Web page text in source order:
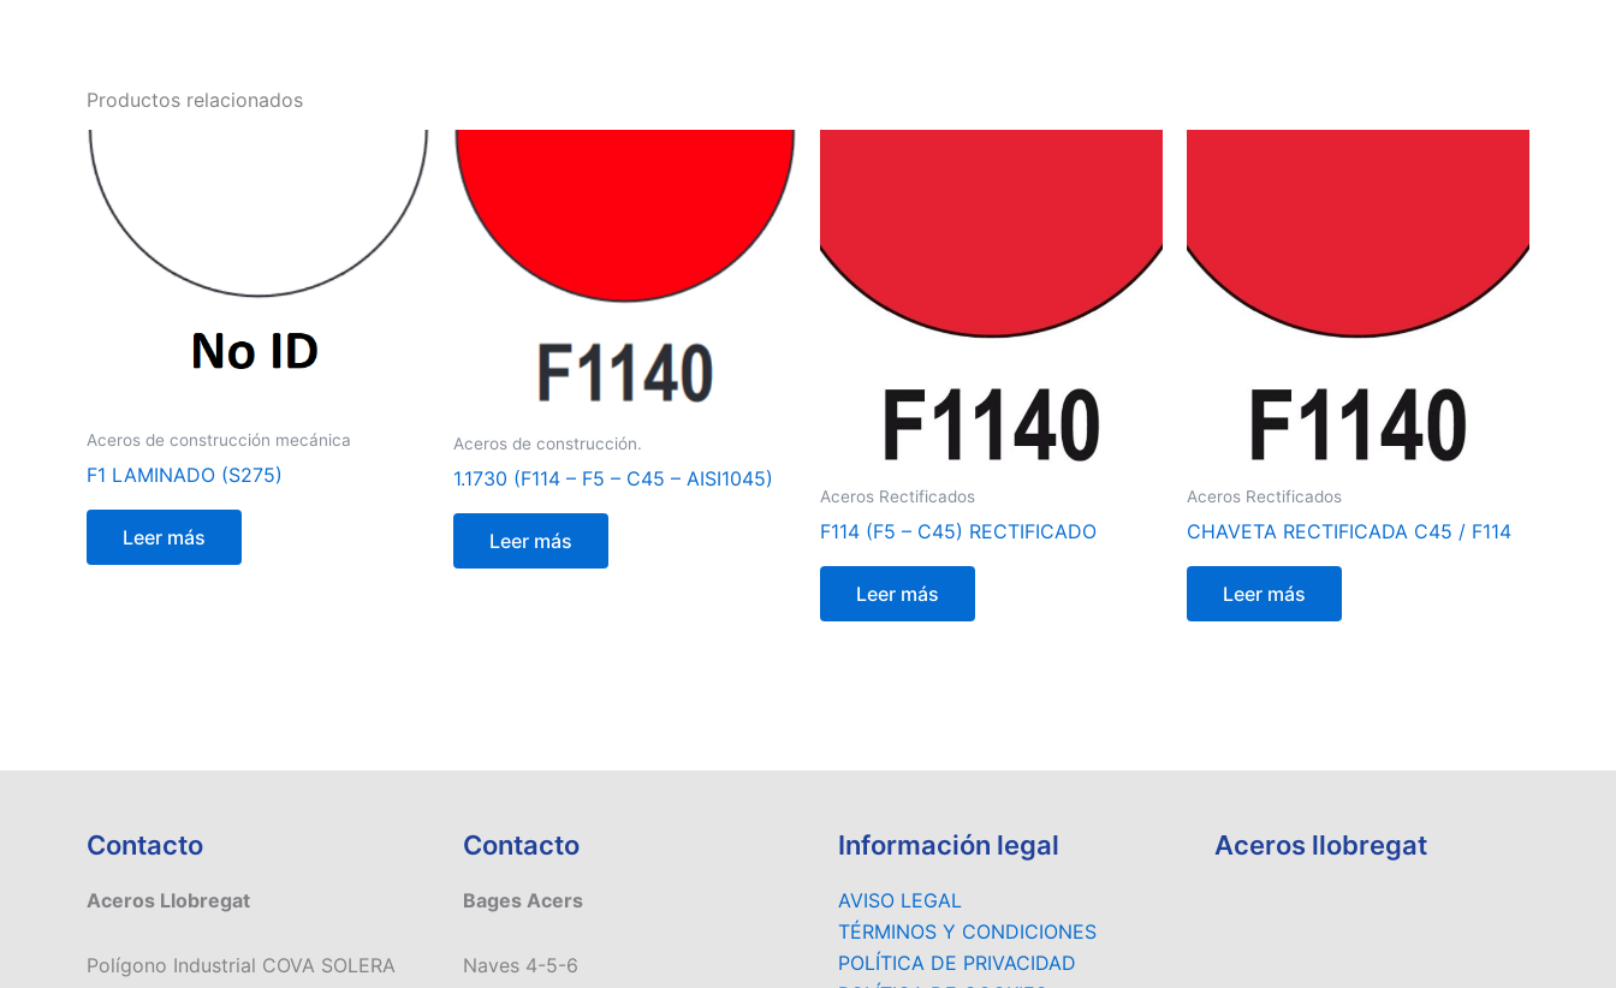
Productos relacionados
Aceros de construcción mecánica
F1 LAMINADO (S275)
Leer más
Aceros de construcción.
1.1730 (F114 – F5 – C45 – AISI1045)
Leer más
Aceros Rectificados
F114 (F5 – C45) RECTIFICADO
Leer más
Aceros Rectificados
CHAVETA RECTIFICADA C45 / F114
Leer más
Contacto
Aceros Llobregat
Polígono Industrial COVA SOLERA
Contacto
Bages Acers
Naves 4-5-6
Información legal
AVISO LEGAL
TÉRMINOS Y CONDICIONES
POLÍTICA DE PRIVACIDAD
Aceros llobregat